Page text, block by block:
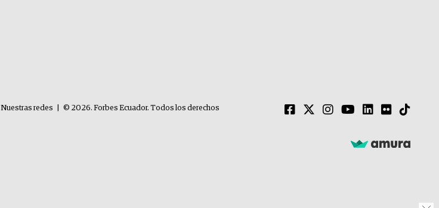
Nuestras redes
© 2026. Forbes Ecuador. Todos los derechos